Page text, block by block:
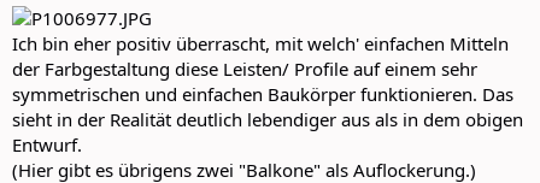
Ich bin eher positiv überrascht, mit welch' einfachen Mitteln
der Farbgestaltung diese Leisten/ Profile auf einem sehr
symmetrischen und einfachen Baukörper funktionieren. Das
sieht in der Realität deutlich lebendiger aus als in dem obigen
Entwurf.
(Hier gibt es übrigens zwei "Balkone" als Auflockerung.)